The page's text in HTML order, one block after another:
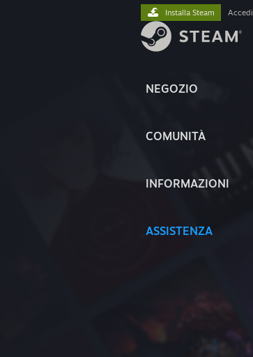
NEGOZIO
COMUNITÀ
INFORMAZIONI
ASSISTENZA
Installa Steam Accedi